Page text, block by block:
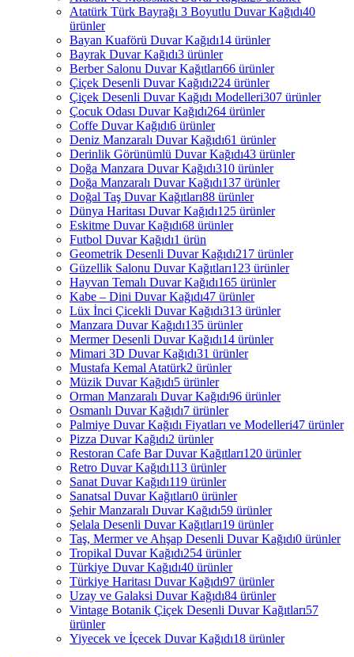
Atatürk Türk Bayrağı 3 Boyutlu Duvar Kağıdı40
ürünler
Bayan Kuaförü Duvar Kağıdı14 ürünler
Bayrak Duvar Kağıdı3 ürünler
Berber Salonu Duvar Kağıtları66 ürünler
Çiçek Desenli Duvar Kağıdı224 ürünler
Çiçek Desenli Duvar Kağıdı Modelleri307 ürünler
Çocuk Odası Duvar Kağıdı264 ürünler
Coffe Duvar Kağıdı6 ürünler
Deniz Manzaralı Duvar Kağıdı61 ürünler
Derinlik Görünümlü Duvar Kağıdı43 ürünler
Doğa Manzara Duvar Kağıdı310 ürünler
Doğa Manzaralı Duvar Kağıdı137 ürünler
Doğal Taş Duvar Kağıtları88 ürünler
Dünya Haritası Duvar Kağıdı125 ürünler
Eskitme Duvar Kağıdı68 ürünler
Futbol Duvar Kağıdı1 ürün
Geometrik Desenli Duvar Kağıdı217 ürünler
Güzellik Salonu Duvar Kağıtları123 ürünler
Hayvan Temalı Duvar Kağıdı165 ürünler
Kabe – Dini Duvar Kağıdı47 ürünler
Lüx İnci Çicekli Duvar Kağıdı313 ürünler
Manzara Duvar Kağıdı135 ürünler
Mermer Desenli Duvar Kağıdı14 ürünler
Mimari 3D Duvar Kağıdı31 ürünler
Mustafa Kemal Atatürk2 ürünler
Müzik Duvar Kağıdı5 ürünler
Orman Manzaralı Duvar Kağıdı96 ürünler
Osmanlı Duvar Kağıdı7 ürünler
Palmiye Duvar Kağıdı Fiyatları ve Modelleri47 ürünler
Pizza Duvar Kağıdı2 ürünler
Restoran Cafe Bar Duvar Kağıtları120 ürünler
Retro Duvar Kağıdı113 ürünler
Sanat Duvar Kağıdı119 ürünler
Sanatsal Duvar Kağıtları0 ürünler
Şehir Manzaralı Duvar Kağıdı59 ürünler
Şelala Desenli Duvar Kağıtları19 ürünler
Taş, Mermer ve Ahşap Desenli Duvar Kağıdı0 ürünler
Tropikal Duvar Kağıdı254 ürünler
Türkiye Duvar Kağıdı40 ürünler
Türkiye Haritası Duvar Kağıdı97 ürünler
Uzay ve Galaksi Duvar Kağıdı84 ürünler
Vintage Botanik Çiçek Desenli Duvar Kağıtları57
ürünler
Yiyecek ve İçecek Duvar Kağıdı18 ürünler